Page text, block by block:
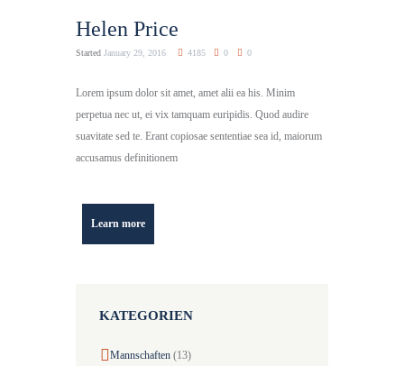
Helen Price
Started January 29, 2016 4185 0 0
Lorem ipsum dolor sit amet, amet alii ea his. Minim
perpetua nec ut, ei vix tamquam euripidis. Quod audire
suavitate sed te. Erant copiosae sententiae sea id, maiorum
accusamus definitionem
Learn more
KATEGORIEN
Mannschaften (13)